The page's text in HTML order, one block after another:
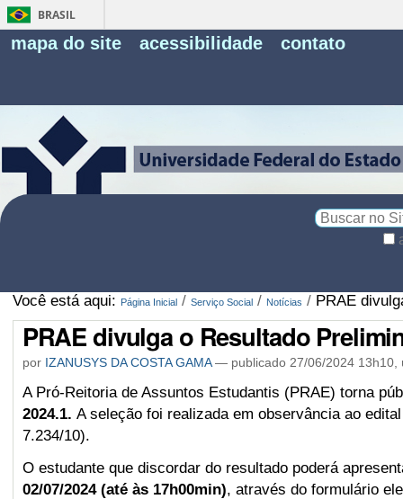
BRASIL
mapa do site acessibilidade contato
Você está aqui: Página Inicial / Serviço Social / Notícias / PRAE
PRAE divulga o Resultado
por IZANUSYS DA COSTA GAMA— publicado27/06/2024 13h10,
A Pró-Reitoria de Assuntos Estudantis (PRAE) torna
2024.1. A seleção foi realizada em observância ao
7.234/10).
O estudante que discordar do resultado poderá
02/07/2024 (até às 17h00min), através do formulário